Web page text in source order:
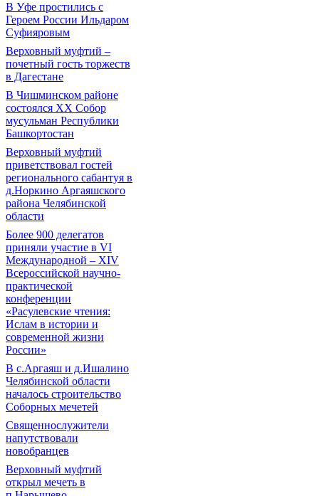
В Уфе простились с
Героем России Ильдаром
Суфияровым
Верховный муфтий –
почетный гость торжеств
в Дагестане
В Чишминском районе
состоялся XX Собор
мусульман Республики
Башкортостан
Верховный муфтий
приветствовал гостей
регионального сабантуя в
д.Норкино Аргаяшского
района Челябинской
области
Более 900 делегатов
приняли участие в VI
Международной – ХIV
Всероссийской научно-
практической
конференции
«Расулевские чтения:
Ислам в истории и
современной жизни
России»
В с.Аргаяш и д.Ишалино
Челябинской области
началось строительство
Соборных мечетей
Священнослужители
напутствовали
новобранцев
Верховный муфтий
открыл мечеть в